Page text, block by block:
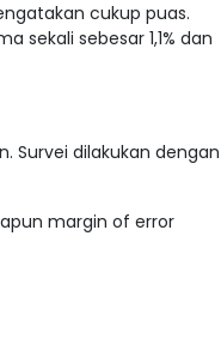
cukup puas.
sekali sebesar 1,1% dan
Survei dilakukan dengan
margin of error